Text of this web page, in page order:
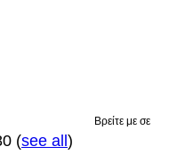
Βρείτε με σε
(see all)